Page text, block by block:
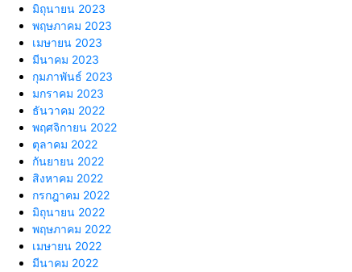
มิถุนายน 2023
พฤษภาคม 2023
เมษายน 2023
มีนาคม 2023
กุมภาพันธ์ 2023
มกราคม 2023
ธันวาคม 2022
พฤศจิกายน 2022
ตุลาคม 2022
กันยายน 2022
สิงหาคม 2022
กรกฎาคม 2022
มิถุนายน 2022
พฤษภาคม 2022
เมษายน 2022
มีนาคม 2022